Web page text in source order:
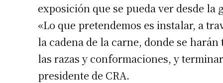
exposición que se pueda ver desde
«Lo que pretendemos es instalar, a
la cadena de la carne, donde se
las razas y conformaciones, y
presidente de CRA.